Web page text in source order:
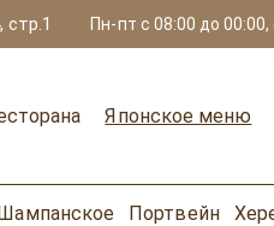
Пн-пт с 08:00 до
Японское меню
Портвейн